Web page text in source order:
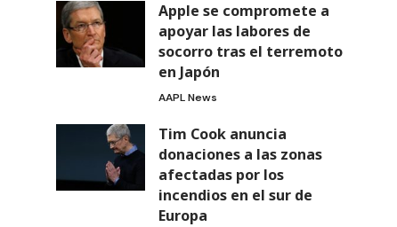
Apple se compromete a
apoyar las labores de
socorro tras el terremoto
en Japón
AAPL News
Tim Cook anuncia
donaciones a las zonas
afectadas por los
incendios en el sur de
Europa